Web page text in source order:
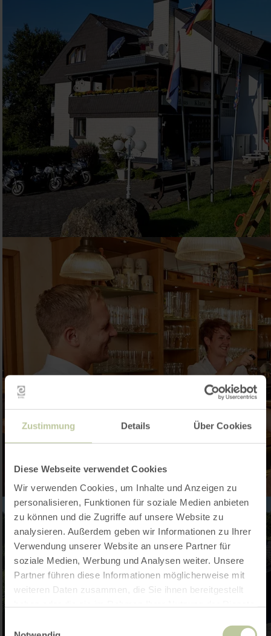
Zustimmung Details Über Cookies
Diese Webseite verwendet Cookies
Wir verwenden Cookies, um Inhalte und Anzeigen zu
personalisieren, Funktionen für soziale Medien anbieten
zu können und die Zugriffe auf unsere Website zu
analysieren. Außerdem geben wir Informationen zu Ihrer
Verwendung unserer Website an unsere Partner für
soziale Medien, Werbung und Analysen weiter. Unsere
Partner führen diese Informationen möglicherweise mit
weiteren Daten zusammen, die Sie ihnen bereitgestellt